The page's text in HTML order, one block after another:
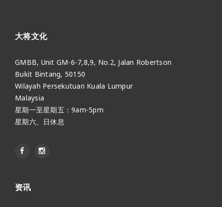
大将文化
GMBB, Unit GM-6-7,8,9, No.2, Jalan Robertson
Bukit Bintang, 50150
Wilayah Persekutuan Kuala Lumpur
Malaysia
星期一至星期五：9am-5pm
星期六、日休息
资讯